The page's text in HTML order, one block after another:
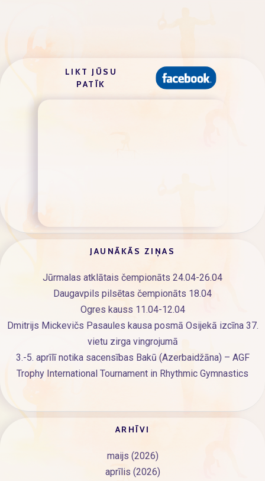
LIKT JŪSU
PATĪK
JAUNĀKĀS ZIŅAS
Jūrmalas atklātais čempionāts 24.04-26.04
Daugavpils pilsētas čempionāts 18.04
Ogres kauss 11.04-12.04
Dmitrijs Mickevičs Pasaules kausa posmā Osijekā izcīna 37.
vietu zirga vingrojumā
3.-5. aprīlī notika sacensības Bakū (Azerbaidžāna) – AGF
Trophy International Tournament in Rhythmic Gymnastics
ARHĪVI
maijs (2026)
aprīlis (2026)